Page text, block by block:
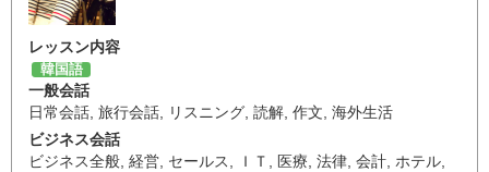
レッスン内容
韓国語
一般会話
日常会話 旅行会話 リスニング 読解 作文 海外生活
ビジネス会話
ビジネス全般 経営 セールス ＩＴ 医療 法律 会計 ホテル